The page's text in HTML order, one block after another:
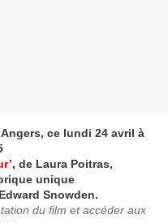
Angers, ce lundi 24 avril à
’, de Laura Poitras,
unique
Snowden.
du film et accéder aux